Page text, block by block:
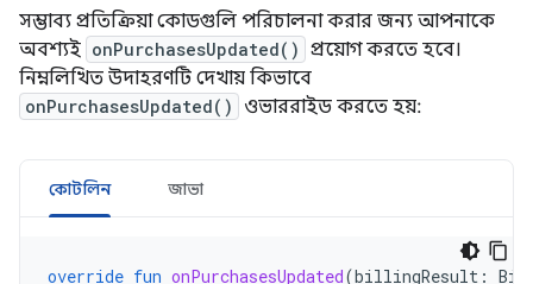
সম্ভাব্য প্রতিক্রিয়া কোডগুলি পরিচালনা করার জন্য আপনাকে
অবশ্যই onPurchasesUpdated() প্রয়োগ করতে হবে।
নিম্নলিখিত উদাহরণটি দেখায় কিভাবে
onPurchasesUpdated() ওভাররাইড করতে হয়:
কোটলিন জাভা
override fun onPurchasesUpdated(billingResult :